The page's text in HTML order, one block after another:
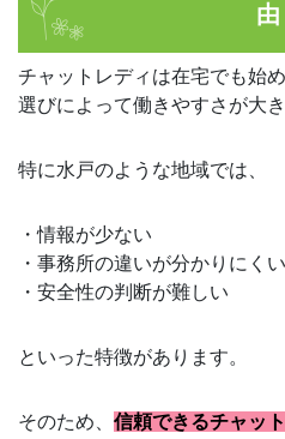
由
チャットレディは在宅でも始
選びによって働きやすさが大
特に水戸のような地域では、
・情報が少ない
・事務所の違いが分かりにくい
・安全性の判断が難しい
といった特徴があります。
そのため、 信頼できるチャッ